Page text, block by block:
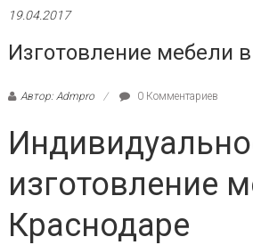
19.04.2017
Изготовление мебели
Автор: Admpro 0 Комментариев
изготовление
Краснодаре